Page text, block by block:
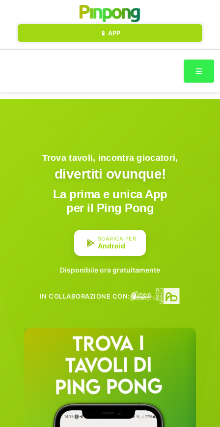
📱 APP
Trova tavoli, incontra giocatori,
divertiti ovunque!
La prima e unica App
per il Ping Pong
SCARICA PER
Android
Disponibile ora gratuitamente
IN COLLABORAZIONE CON: